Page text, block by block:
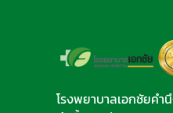
โรงพยาบาลเอกชัยคำ